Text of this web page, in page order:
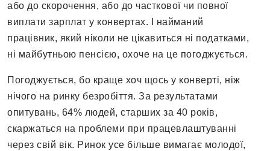
або до скорочення, або до часткової чи повної
виплати зарплат у конвертах. І найманий
працівник, який ніколи не цікавиться ні податками,
ні майбутньою пенсією, охоче на це погоджується.
Погоджується, бо краще хоч щось у конверті, ніж
нічого на ринку безробіття. За результатами
опитувань, 64% людей, старших за 40 років,
скаржаться на проблеми при працевлаштуванні
через свій вік. Ринок усе більше вимагає молодої,